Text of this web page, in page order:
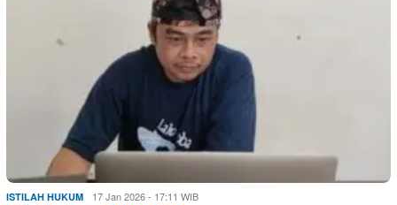
ISTILAH HUKUM 17 Jan 2026 - 17:11 WIB